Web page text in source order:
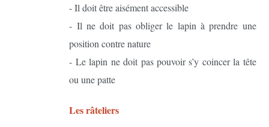
- Il doit être aisément accessible
- Il ne doit pas obliger le lapin à prendre une
position contre nature
- Le lapin ne doit pas pouvoir s’y coincer la tête
ou une patte
Les râteliers